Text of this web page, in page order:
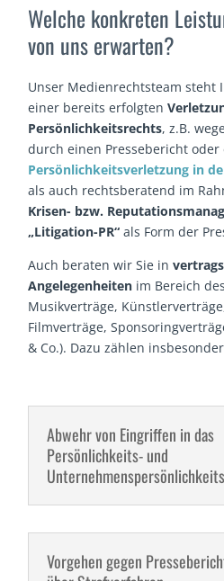
Welche konkreten
von uns erwarten?
Unser Medienrechtsteam steht
einer bereits erfolgten
Persönlichkeitsrechts, z.B.
durch einen Pressebericht oder
Persönlichkeitsverletzung in
als auch rechtsberatend im
Krisen- bzw.
„Litigation-PR“als Form der
Auch beraten wir Sie in
Angelegenheiten im Bereich
Musikverträge,
Filmverträge,
& Co.). Dazu zählen
Abwehr von Eingriffen in das
Persönlichkeits- und
Vorgehen gegen